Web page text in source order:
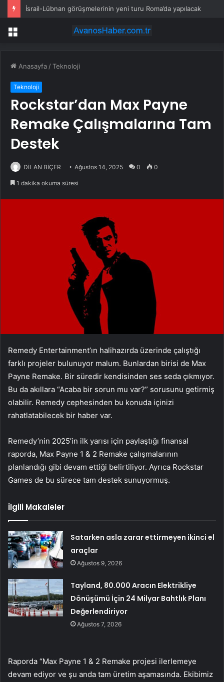
İsrail-Lübnan görüşmelerinin yeni turu Roma’da yapılacak
Menü
Anasayfa /Teknoloji
Teknoloji
Rockstar’dan Max Payne
Remake Çalışmalarına Tam
Destek
DİLAN BİÇER Ağustos 14, 2025 0 0
1 dakika okuma süresi
Remedy Entertainment’ın halihazırda üzerinde çalıştığı
farklı projeler bulunuyor malum. Bunlardan birisi de Max
Payne Remake. Bir süredir kendisinden ses seda çıkmıyor.
Bu da akıllara “Acaba bir sorun mu var?” sorusunu getirmiş
olabilir. Remedy cephesinden bu konuda içinizi
rahatlatabilecek bir haber var.
Remedy’nin 2025’in ilk yarısı için paylaştığı finansal
raporda, Max Payne 1 & 2 Remake çalışmalarının
planlandığı gibi devam ettiği belirtiliyor. Ayrıca Rockstar
Games de bu sürece tam destek sunuyormuş.
İlgili Makaleler
Satarken asla zarar ettirmeyen ikinci el
araçlar
Ağustos 9, 2026
Tayland, 80.000 Aracın Elektrikliye
Dönüşümü İçin 24 Milyar Bahtlık Planı
Değerlendiriyor
Ağustos 7, 2026
Raporda “Max Payne 1 & 2 Remake projesi ilerlemeye
devam ediyor ve şu anda tam üretim aşamasında. Ekibimiz